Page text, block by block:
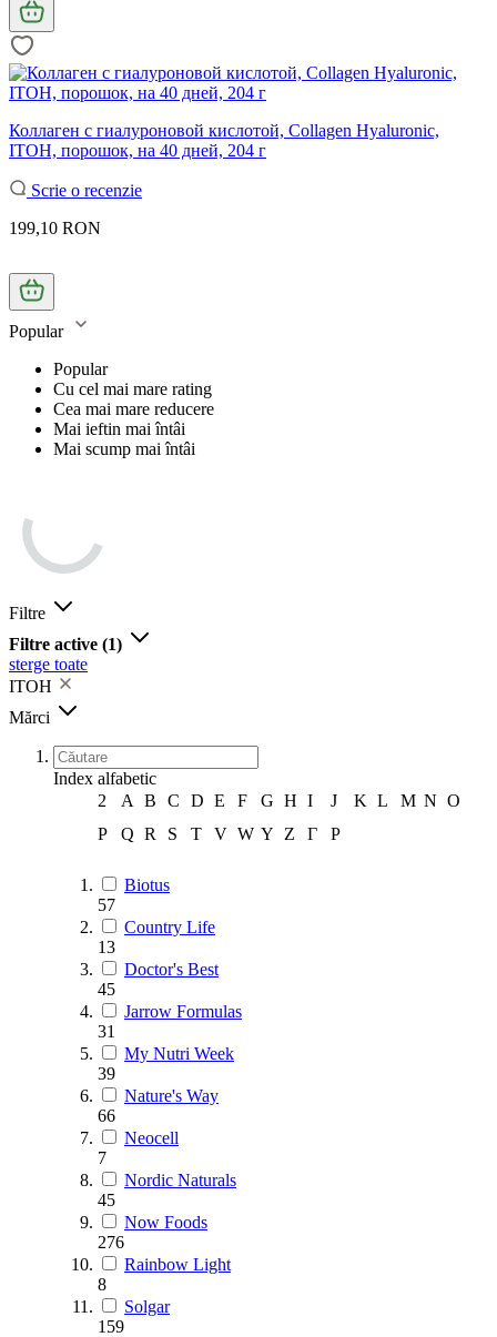
Коллаген с гиалуроновой кислотой, Collagen Hyaluronic,
ITOH, порошок, на 40 дней, 204 г
Scrie o recenzie
199,10 RON
Popular
Popular
Cu cel mai mare rating
Cea mai mare reducere
Mai ieftin mai întâi
Mai scump mai întâi
Filtre
Filtre active (1)
sterge toate
ITOH
Mărci
Index alfabetic
2
A B C D E F G H I J K L M N O
P
Q R S T V W Y Z Г Р
Biotus
57
Country Life
13
Doctor's Best
45
Jarrow Formulas
31
My Nutri Week
39
Nature's Way
66
Neocell
7
Nordic Naturals
45
Now Foods
276
Rainbow Light
8
Solgar
159